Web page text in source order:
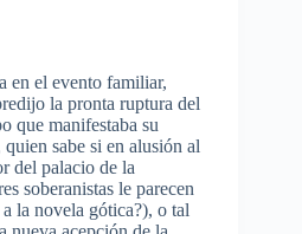
en el evento familiar,
la pronta ruptura del
que manifestaba su
quien sabe si en alusión al
del palacio de la
soberanistas le parecen
a la novela gótica?), o tal